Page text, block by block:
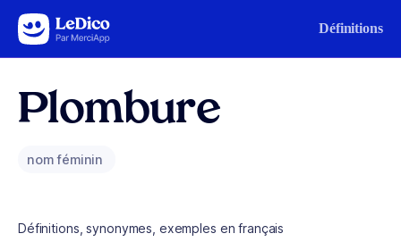
Aller au contenu Définitions
Plombure
nom féminin
Définitions, synonymes, exemples en français